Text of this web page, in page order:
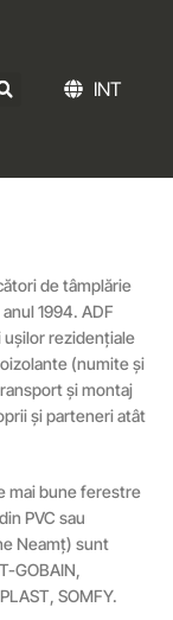
INT
de tâmplărie
1994. ADF
rezidențiale
(numite și
și montaj
și parteneri atât
mai bune ferestre
PVC sau
Neamț) sunt
GOBAIN,
SOMFY.